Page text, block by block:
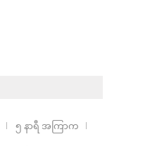
၅ နာရီ အကြာက